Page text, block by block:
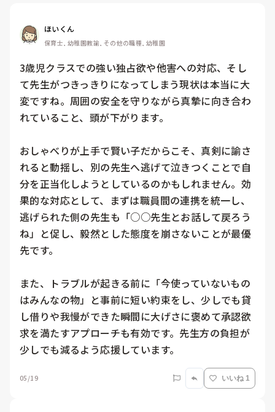
ほいくん
保育士, 幼稚園教諭, その他の職種, 幼稚園
3歳児クラスでの強い独占欲や他害への対応、そし
て先生がつきっきりになってしまう現状は本当に大
変ですね。周囲の安全を守りながら真摯に向き合わ
れていること、頭が下がります。
おしゃべりが上手で賢い子だからこそ、真剣に諭さ
れると動揺し、別の先生へ逃げて泣きつくことで自
分を正当化しようとしているのかもしれません。効
果的な対応として、まずは職員間の連携を統一し、
逃げられた側の先生も「○○先生とお話して戻ろう
ね」と促し、毅然とした態度を崩さないことが最優
先です。
また、トラブルが起きる前に「今使っていないもの
はみんなの物」と事前に短い約束をし、少しでも貸
し借りや我慢ができた瞬間に大げさに褒めて承認欲
求を満たすアプローチも有効です。先生方の負担が
05/19 いいね 1